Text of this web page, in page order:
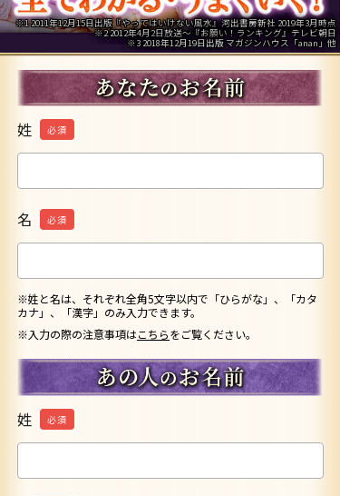
※1 2011年12月15日出版『やってはいけない風水』河出書房新社 2019年3月時点
※2 2012年4月2日放送～『お願い！ランキング』テレビ朝日
※3 2018年12月19日出版 マガジンハウス「anan」他
姓 必須
名 必須
※姓と名は、それぞれ全角5文字以内で「ひらがな」、「カタ
カナ」、「漢字」のみ入力できます。
※入力の際の注意事項はこちらをご覧ください。
姓 必須